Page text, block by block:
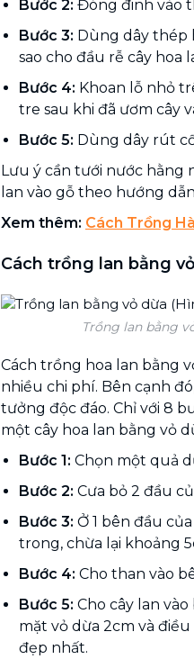
Bước 2: Đóng đinh vào
Bước 3: Dùng dây thép
sao cho đầu rễ cây hoa
Bước 4: Khoan lỗ nhỏ
tre sau khi đã ươm cây
Bước 5: Dùng dây rút
Lưu ý cần tưới nước hằng
lan vào gỗ theo hướng
Xem thêm: Cách Trồng
Cách trồng lan bằng
Trồng lan bằng
Cách trồng hoa lan bằng
nhiều chi phí. Bên cạnh
tưởng độc đáo. Chỉ với 8
một cây hoa lan bằng vỏ
Bước 1: Chọn một quả
Bước 2: Cưa bỏ 2 đầu
Bước 3: Ở 1 bên đầu
trong, chừa lại khoảng
Bước 4: Cho than vào
Bước 5: Cho cây lan
mặt vỏ dừa 2cm và
đẹp nhất.